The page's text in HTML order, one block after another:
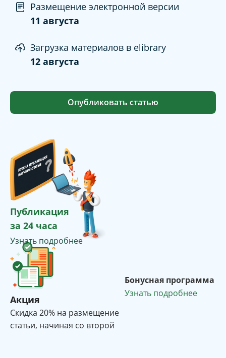
Размещение электронной версии
11 августа
Загрузка материалов в elibrary
12 августа
Опубликовать статью
Публикация
за 24 часа
Узнать подробнее
Акция
Cкидка 20% на размещение
статьи, начиная со второй
Бонусная программа
Узнать подробнее